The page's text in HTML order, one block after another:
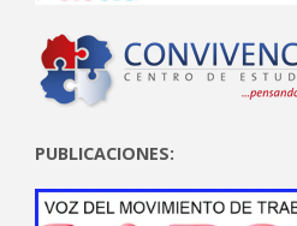
PUBLICACIONES: